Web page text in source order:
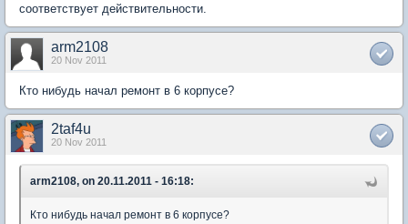
соответствует действительности.
arm2108
20 Nov 2011
Кто нибудь начал ремонт в 6 корпусе?
2taf4u
20 Nov 2011
arm2108, on 20.11.2011 - 16:18:
Кто нибудь начал ремонт в 6 корпусе?